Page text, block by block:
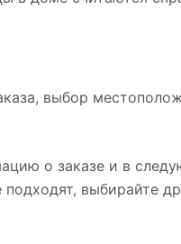
выбор
о заказе и в
выбирайте